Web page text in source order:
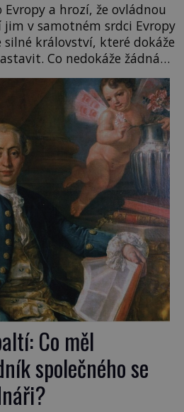
a hrozí, že ovládnou
jim v samotném srdci Evropy
království, které dokáže
Co nedokáže žádná
Němci – to dokáže
Mongolové od roku 1223
a Azovského moře, […]
Co měl
společného se